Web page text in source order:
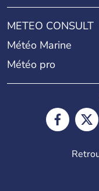
METEO CONSULT
Météo Marine
Météo pro